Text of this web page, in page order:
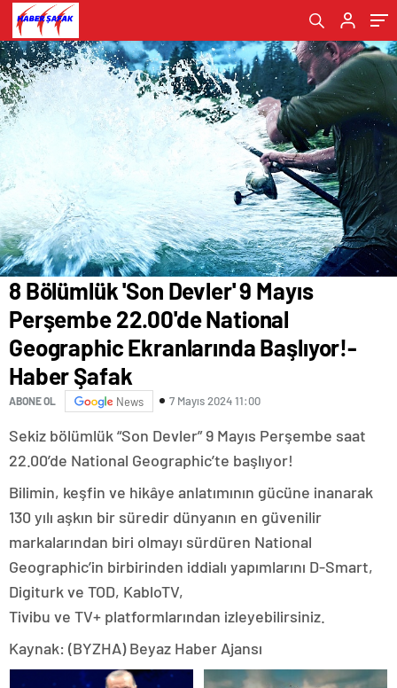
Başlıyor!- Haber Şafak
8 Bölümlük 'Son Devler' 9 Mayıs
Perşembe 22.00'de National
Geographic Ekranlarında Başlıyor!-
Haber Şafak
ABONE OL News 7 Mayıs 2024 11:00
Sekiz bölümlük “Son Devler” 9 Mayıs Perşembe saat
22.00’de National Geographic’te başlıyor!
Bilimin, keşfin ve hikâye anlatımının gücüne inanarak
130 yılı aşkın bir süredir dünyanın en güvenilir
markalarından biri olmayı sürdüren National
Geographic’in birbirinden iddialı yapımlarını D-Smart,
Digiturk ve TOD, KabloTV,
Tivibu ve TV+ platformlarından izleyebilirsiniz.
Kaynak: (BYZHA) Beyaz Haber Ajansı